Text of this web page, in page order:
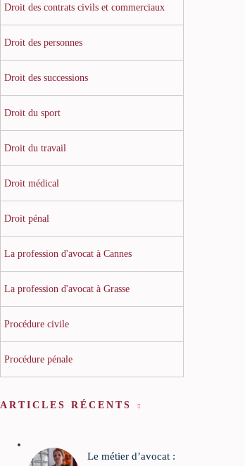
Droit des contrats civils et commerciaux
Droit des personnes
Droit des successions
Droit du sport
Droit du travail
Droit médical
Droit pénal
La profession d'avocat à Cannes
La profession d'avocat à Grasse
Procédure civile
Procédure pénale
ARTICLES RÉCENTS
Le métier d’avocat :